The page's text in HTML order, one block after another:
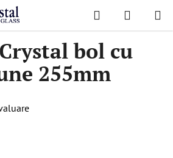
Căutare
DE
/ Neptune
Bohemia Crystal bol cu apă
bol cu
255mm